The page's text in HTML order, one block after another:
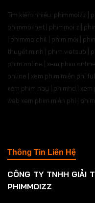
Tìm kiếm nhiều: phimmoizz |
phimmoi net | phimmoi.z |
| phimmoichil | phim mới |
thuyết minh | phim vietsub |
phim online | xem phim
online | xem phim miễn phí
xem phim hay | phimhd |
web xem phim miễn phí |
Thông Tin Liên Hệ
CÔNG TY TNHH GIẢI
PHIMMOIZZ